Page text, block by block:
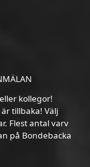
kollegor!
tillbaka! Välj
Flest antal varv
på Bondebacka